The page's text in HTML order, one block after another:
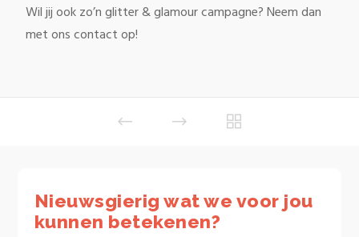
Wil jij ook zo’n glitter & glamour campagne? Neem dan
met ons contact op!
Nieuwsgierig wat we voor jou
kunnen betekenen?